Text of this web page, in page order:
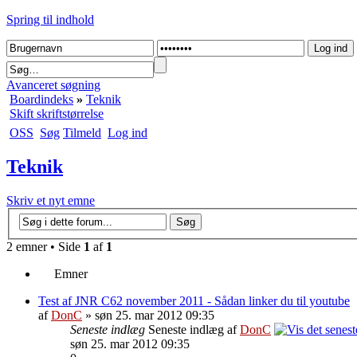
Spring til indhold
Avanceret søgning
Boardindeks » Teknik
Skift skriftstørrelse
OSS Søg Tilmeld Log ind
Teknik
Skriv et nyt emne
2 emner • Side 1 af 1
Emner
Test af JNR C62 november 2011 - Sådan linker du til youtube
afDonC » søn 25. mar 2012 09:35
Seneste indlæg Seneste indlæg afDonC
søn 25. mar 2012 09:35